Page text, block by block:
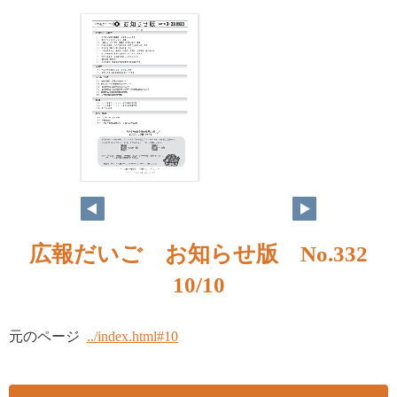
広報だいご お知らせ版 No.332
10/10
元のページ ../index.html#10